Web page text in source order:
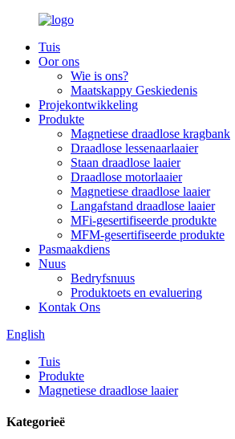
Tuis
Oor ons
Wie is ons?
Maatskappy Geskiedenis
Projekontwikkeling
Produkte
Magnetiese draadlose kragbank
Draadlose lessenaarlaaier
Staan draadlose laaier
Draadlose motorlaaier
Magnetiese draadlose laaier
Langafstand draadlose laaier
MFi-gesertifiseerde produkte
MFM-gesertifiseerde produkte
Pasmaakdiens
Nuus
Bedryfsnuus
Produktoets en evaluering
Kontak Ons
English
Tuis
Produkte
Magnetiese draadlose laaier
Kategorieë